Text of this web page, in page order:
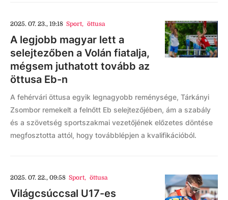
2025. 07. 23., 19:18 Sport, öttusa
A legjobb magyar lett a
selejtezőben a Volán fiatalja,
mégsem juthatott tovább az
öttusa Eb-n
A fehérvári öttusa egyik legnagyobb reménysége, Tárkányi
Zsombor remekelt a felnőtt Eb selejtezőjében, ám a szabály
és a szövetség sportszakmai vezetőjének előzetes döntése
megfosztotta attól, hogy továbblépjen a kvalifikációból.
2025. 07. 22., 09:58 Sport, öttusa
Világcsúccsal U17-es